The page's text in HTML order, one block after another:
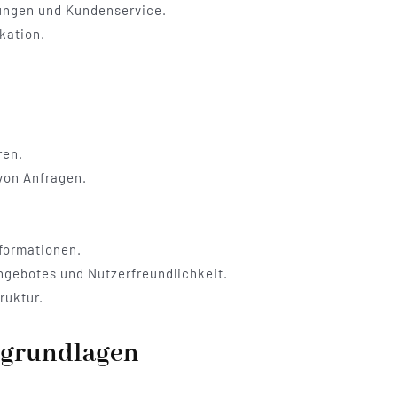
und Kundenservice.
Anfragen.
und Nutzerfreundlichkeit.